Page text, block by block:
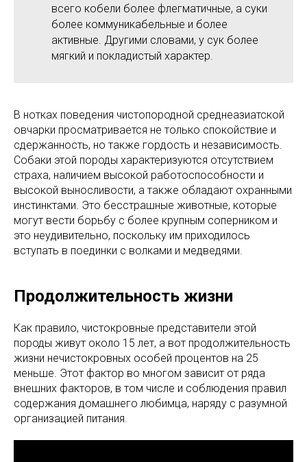
всего кобели более флегматичные, а суки
более коммуникабельные и более
активные. Другими словами, у сук более
мягкий и покладистый характер.
В нотках поведения чистопородной среднеазиатской
овчарки просматривается не только спокойствие и
сдержанность, но также гордость и независимость.
Собаки этой породы характеризуются отсутствием
страха, наличием высокой работоспособности и
высокой выносливости, а также обладают охранными
инстинктами. Это бесстрашные животные, которые
могут вести борьбу с более крупным соперником и
это неудивительно, поскольку им приходилось
вступать в поединки с волками и медведями.
Продолжительность жизни
Как правило, чистокровные представители этой
породы живут около 15 лет, а вот продолжительность
жизни нечистокровных особей процентов на 25
меньше. Этот фактор во многом зависит от ряда
внешних факторов, в том числе и соблюдения правил
содержания домашнего любимца, наряду с разумной
организацией питания.